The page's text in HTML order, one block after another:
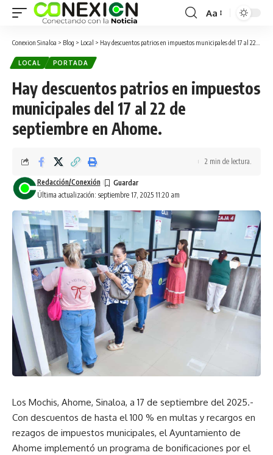
Aa
Conexion Sinaloa > Blog > Local > Hay descuentos patrios en impuestos municipales del 17 al 22 de septiembre en Ahome.
LOCAL PORTADA
Hay descuentos patrios en impuestos
municipales del 17 al 22 de
septiembre en Ahome.
Última actualización: septiembre 17, 2025 11:20 am
Redacción/Conexión
2 min de lectura.
Los Mochis, Ahome, Sinaloa, a 17 de septiembre del 2025.-
Con descuentos de hasta el 100 % en multas y recargos en
rezagos de impuestos municipales, el Ayuntamiento de
Ahome implementó un programa de bonificaciones por el